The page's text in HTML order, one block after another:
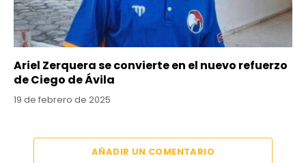
Ariel Zerquera se convierte en el nuevo refuerzo
de Ciego de Ávila
19 de febrero de 2025
AÑADIR UN COMENTARIO